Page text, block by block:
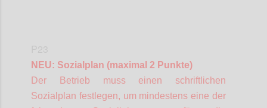
NEU: Sozialplan (maximal 2 Punkte)
Der Betrieb muss einen schriftlichen
Sozialplan festlegen, um mindestens eine der